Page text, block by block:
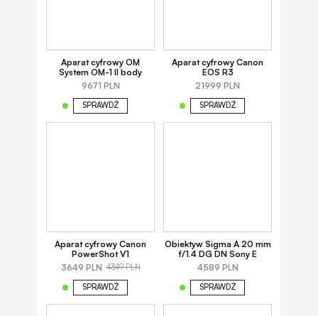
Aparat cyfrowy OM
System OM-1 II body
9671 PLN
SPRAWDŹ
Aparat cyfrowy Canon
EOS R3
21999 PLN
SPRAWDŹ
Aparat cyfrowy Canon
PowerShot V1
3649 PLN 4349 PLN
SPRAWDŹ
Obiektyw Sigma A 20 mm
f/1.4 DG DN Sony E
4589 PLN
SPRAWDŹ